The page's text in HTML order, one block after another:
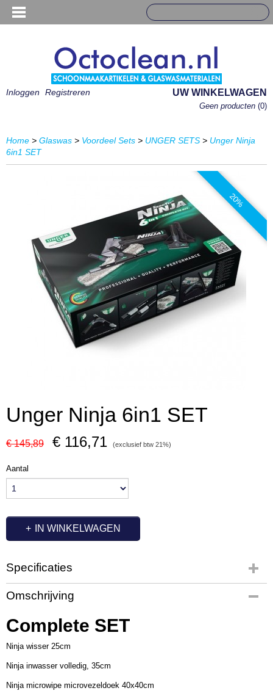
Inloggen Registreren UW WINKELWAGEN
Geen producten (0)
Home > Glaswas > Voordeel Sets > UNGER SETS > Unger Ninja
6in1 SET
20%
Unger Ninja 6in1 SET
€ 145,89 € 116,71 (exclusief btw 21%)
Aantal
IN WINKELWAGEN
Specificaties
Productcode
UT3578
Productcode leverancier
AKN14
Omschrijving
Complete SET
Ninja wisser 25cm
Ninja inwasser volledig, 35cm
Ninja microwipe microvezeldoek 40x40cm